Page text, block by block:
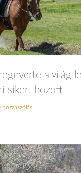
a világ
sikert hozott.
hozzászólás